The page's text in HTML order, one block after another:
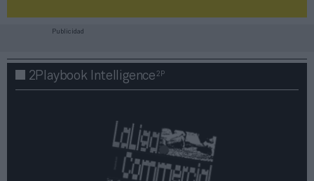
Publicidad
2Playbook Intelligence2P